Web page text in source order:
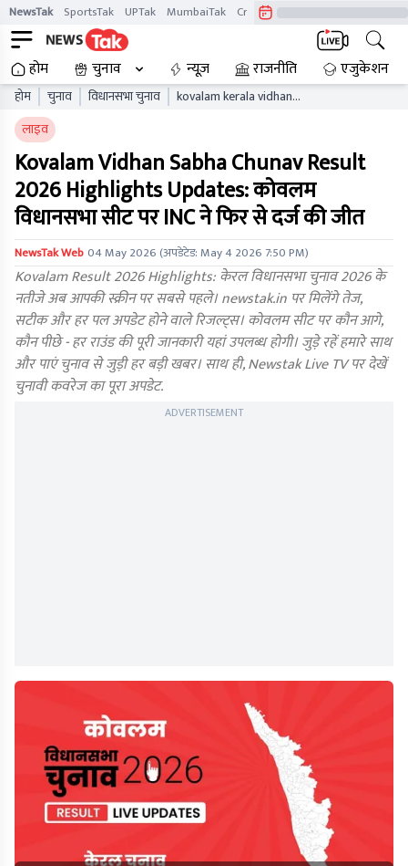
NewsTak SportsTak UPTak MumbaiTak CrimeTak
होम चुनाव न्यूज़ राजनीति एजुकेशन
होम चुनाव विधानसभा चुनाव
kovalam kerala vidhan
लाइव
Kovalam Vidhan Sabha Chunav Result
2026 Highlights Updates: कोवलम
विधानसभा सीट पर INC ने फिर से दर्ज की जीत
NewsTak Web04 May 2026(अपडेटेड:May 4 2026 7:50 PM)
Kovalam Result 2026 Highlights: केरल विधानसभा चुनाव 2026 के
नतीजे अब आपकी स्क्रीन पर सबसे पहले। newstak.in पर मिलेंगे तेज,
सटीक और हर पल अपडेट होने वाले रिजल्ट्स। कोवलम सीट पर कौन आगे,
कौन पीछे - हर राउंड की पूरी जानकारी यहां उपलब्ध होगी। जुड़े रहें हमारे साथ
और पाएं चुनाव से जुड़ी हर बड़ी खबर। साथ ही, Newstak Live TV पर देखें
चुनावी कवरेज का पूरा अपडेट.
ADVERTISEMENT